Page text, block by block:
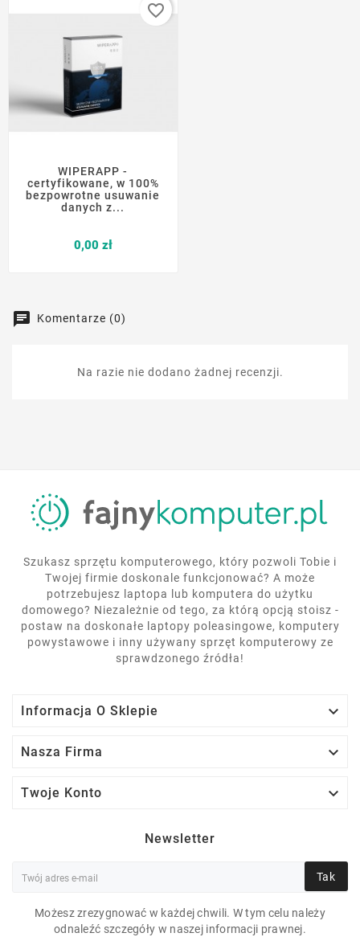
WIPERAPP -
certyfikowane, w 100%
bezpowrotne usuwanie
danych z...
0,00 złCena
favorite_border
Komentarze (0)
Na razie nie dodano żadnej recenzji.
Szukasz sprzętu komputerowego, który pozwoli Tobie i
Twojej firmie doskonale funkcjonować? A może
potrzebujesz laptopa lub komputera do użytku
domowego? Niezależnie od tego, za którą opcją stoisz -
postaw na doskonałe laptopy poleasingowe, komputery
powystawowe i inny używany sprzęt komputerowy ze
sprawdzonego źródła!
Informacja O Sklepie 
Nasza Firma 
Twoje Konto 
Newsletter
Tak
Możesz zrezygnować w każdej chwili. W tym celu należy
odnaleźć szczegóły w naszej informacji prawnej.